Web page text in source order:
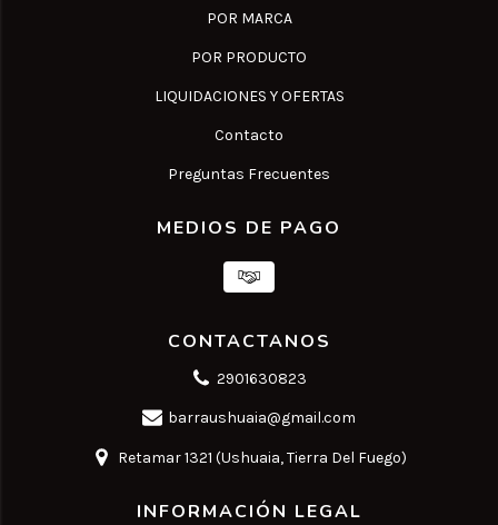
POR MARCA
POR PRODUCTO
LIQUIDACIONES Y OFERTAS
Contacto
Preguntas Frecuentes
MEDIOS DE PAGO
CONTACTANOS
2901630823
barraushuaia@gmail.com
Retamar 1321 (Ushuaia, Tierra Del Fuego)
INFORMACIÓN LEGAL